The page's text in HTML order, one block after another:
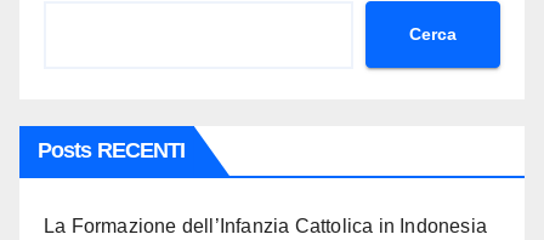
Cerca
Posts RECENTI
La Formazione dell’Infanzia Cattolica in Indonesia